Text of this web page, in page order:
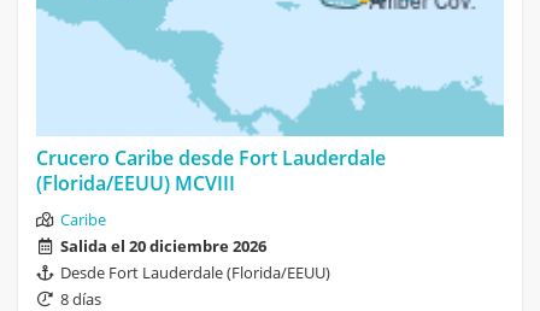
Crucero Caribe desde Fort Lauderdale
(Florida/EEUU) MCVIII
Caribe
Salida el 20 diciembre 2026
Desde Fort Lauderdale (Florida/EEUU)
8 días